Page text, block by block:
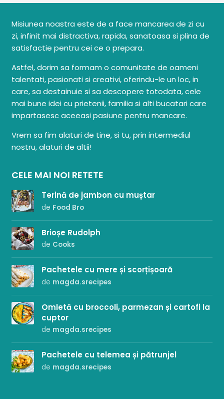
Misiunea noastra este de a face mancarea de zi cu
zi, infinit mai distractiva, rapida, sanatoasa si plina de
satisfactie pentru cei ce o prepara.
Astfel, dorim sa formam o comunitate de oameni
talentati, pasionati si creativi, oferindu-le un loc, in
care, sa destainuie si sa descopere totodata, cele
mai bune idei cu prietenii, familia si alti bucatari care
impartasesc aceeasi pasiune pentru mancare.
Vrem sa fim alaturi de tine, si tu, prin intermediul
nostru, alaturi de altii!
CELE MAI NOI RETETE
Terină de jambon cu muștar
de Food Bro
Brioșe Rudolph
de Cooks
Pachetele cu mere și scorțișoară
de magda.srecipes
Omletă cu broccoli, parmezan și cartofi la
cuptor
de magda.srecipes
Pachetele cu telemea și pătrunjel
de magda.srecipes